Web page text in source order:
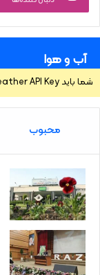
آب و هوا
شما باید Weather API Key را در صفحه تنظیمات قالب > ادغام تنظیم کنید.
محبوب